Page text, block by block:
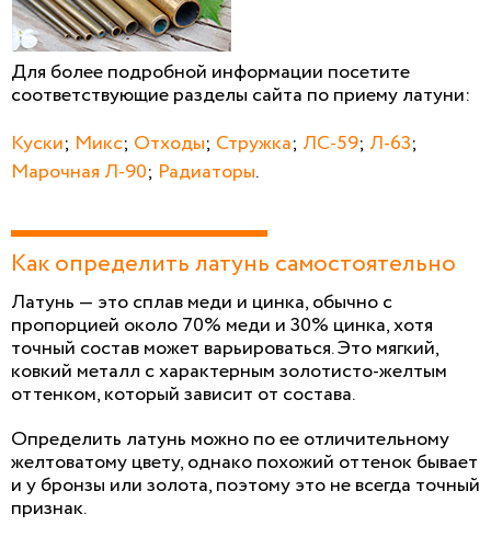
Для более подробной информации посетите
соответствующие разделы сайта по приему латуни:
Куски; Микс; Отходы; Стружка; ЛС-59; Л-63;
Марочная Л-90; Радиаторы.
Как определить латунь самостоятельно
Латунь — это сплав меди и цинка, обычно с
пропорцией около 70% меди и 30% цинка, хотя
точный состав может варьироваться. Это мягкий,
ковкий металл с характерным золотисто-желтым
оттенком, который зависит от состава.
Определить латунь можно по ее отличительному
желтоватому цвету, однако похожий оттенок бывает
и у бронзы или золота, поэтому это не всегда точный
признак.